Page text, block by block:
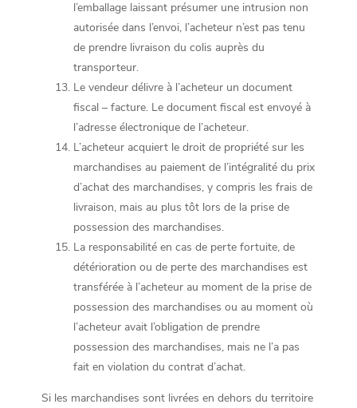
l’emballage laissant présumer une intrusion non
autorisée dans l’envoi, l’acheteur n’est pas tenu
de prendre livraison du colis auprès du
transporteur.
Le vendeur délivre à l’acheteur un document
fiscal – facture. Le document fiscal est envoyé à
l’adresse électronique de l’acheteur.
L’acheteur acquiert le droit de propriété sur les
marchandises au paiement de l’intégralité du prix
d’achat des marchandises, y compris les frais de
livraison, mais au plus tôt lors de la prise de
possession des marchandises.
La responsabilité en cas de perte fortuite, de
détérioration ou de perte des marchandises est
transférée à l’acheteur au moment de la prise de
possession des marchandises ou au moment où
l’acheteur avait l’obligation de prendre
possession des marchandises, mais ne l’a pas
fait en violation du contrat d’achat.
Si les marchandises sont livrées en dehors du territoire